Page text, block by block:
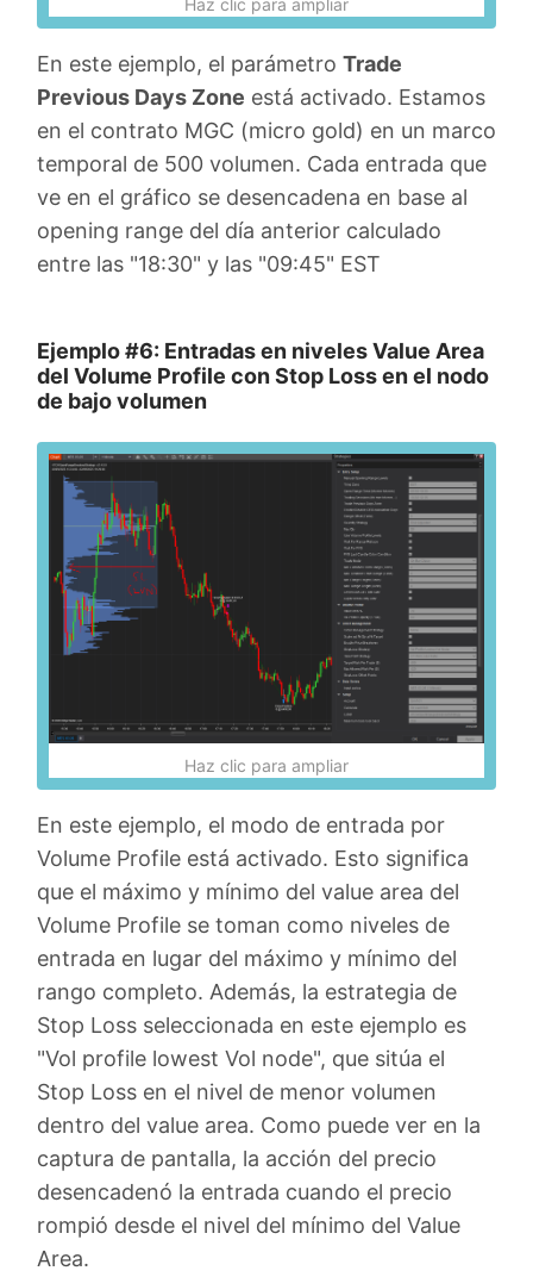
En este ejemplo, el parámetro Trade
Previous Days Zone está activado. Estamos
en el contrato MGC (micro gold) en un marco
temporal de 500 volumen. Cada entrada que
ve en el gráfico se desencadena en base al
opening range del día anterior calculado
entre las "18:30" y las "09:45" EST
Ejemplo #6: Entradas en niveles Value Area
del Volume Profile con Stop Loss en el nodo
de bajo volumen
Haz clic para ampliar
En este ejemplo, el modo de entrada por
Volume Profile está activado. Esto significa
que el máximo y mínimo del value area del
Volume Profile se toman como niveles de
entrada en lugar del máximo y mínimo del
rango completo. Además, la estrategia de
Stop Loss seleccionada en este ejemplo es
"Vol profile lowest Vol node", que sitúa el
Stop Loss en el nivel de menor volumen
dentro del value area. Como puede ver en la
captura de pantalla, la acción del precio
desencadenó la entrada cuando el precio
rompió desde el nivel del mínimo del Value
Area.